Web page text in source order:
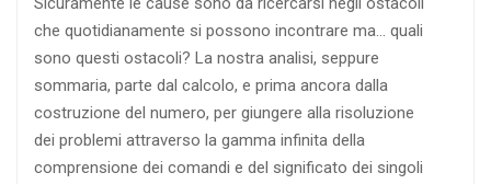
che quotidianamente si possono incontrare ma… quali
sono questi ostacoli? La nostra analisi, seppure
sommaria, parte dal calcolo, e prima ancora dalla
costruzione del numero, per giungere alla risoluzione
dei problemi attraverso la gamma infinita della
comprensione dei comandi e del significato dei singoli